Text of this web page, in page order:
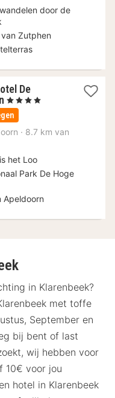
door de
Zutphen
De
1
nacht
vanaf
107
, 4 Sterren
· 8.7 km van
het Loo
Park De Hoge
Apeldoorn
in Klarenbeek?
met toffe
September en
bij bent of last
wij hebben voor
10€ voor jou
hotel in Klarenbeek